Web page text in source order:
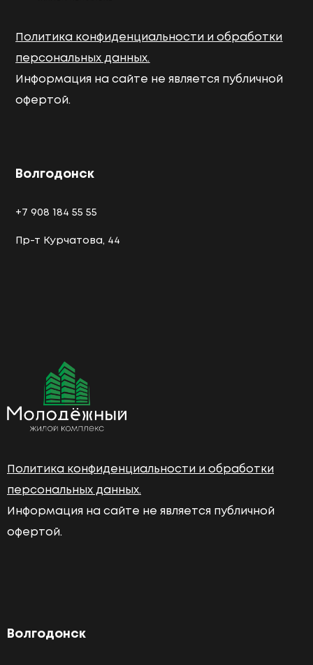
Политика конфиденциальности и обработки
персональных данных.
Информация на сайте не является публичной
офертой.
Волгодонск
+7 908 184 55 55
Пр-т Курчатова, 44
Политика конфиденциальности и обработки
персональных данных.
Информация на сайте не является публичной
офертой.
Волгодонск